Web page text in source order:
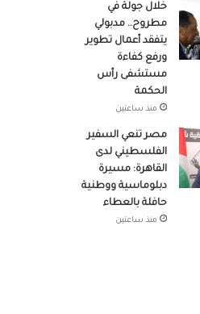
خلال جولة في
مطروح.. مدبولي
يتفقد أعمال تطوير
ورفع كفاءة
مستشفى رأس
الحكمة
منذ ساعتين
مصر تنعي السفير
الفلسطيني لدى
القاهرة: مسيرة
دبلوماسية ووطنية
حافلة بالعطاء
منذ ساعتين